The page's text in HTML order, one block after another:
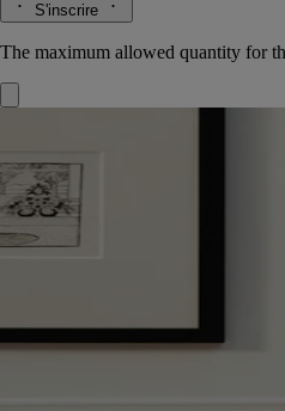
S'inscrire
The maximum allowed quantity for